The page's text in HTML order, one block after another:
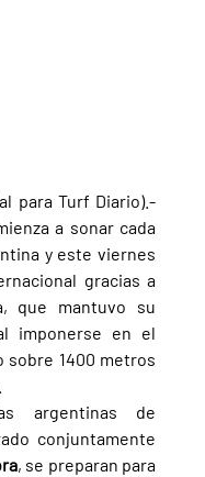
para Turf Diario).-
a sonar cada
y este viernes
que mantuvo su
sobre 1400 metros
argentinas de
conjuntamente
, se preparan para